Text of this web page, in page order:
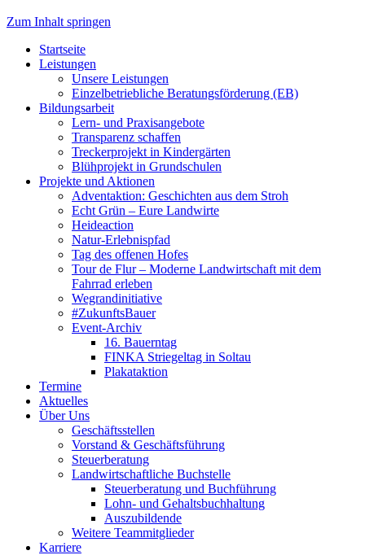
Zum Inhalt springen
Startseite
Leistungen
Unsere Leistungen
Einzelbetriebliche Beratungsförderung (EB)
Bildungsarbeit
Lern- und Praxisangebote
Transparenz schaffen
Treckerprojekt in Kindergärten
Blühprojekt in Grundschulen
Projekte und Aktionen
Adventaktion: Geschichten aus dem Stroh
Echt Grün – Eure Landwirte
Heideaction
Natur-Erlebnispfad
Tag des offenen Hofes
Tour de Flur – Moderne Landwirtschaft mit dem
Fahrrad erleben
Wegrandinitiative
#ZukunftsBauer
Event-Archiv
16. Bauerntag
FINKA Striegeltag in Soltau
Plakataktion
Termine
Aktuelles
Über Uns
Geschäftsstellen
Vorstand & Geschäftsführung
Steuerberatung
Landwirtschaftliche Buchstelle
Steuerberatung und Buchführung
Lohn- und Gehaltsbuchhaltung
Auszubildende
Weitere Teammitglieder
Karriere